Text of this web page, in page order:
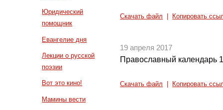
Юридический
помощник
Евангелие дня
Лекции о русской
поэзии
Вот это кино!
Мамины вести
Скачать файл Копировать
19 апреля 2017
Православный календарь
Скачать файл Копировать